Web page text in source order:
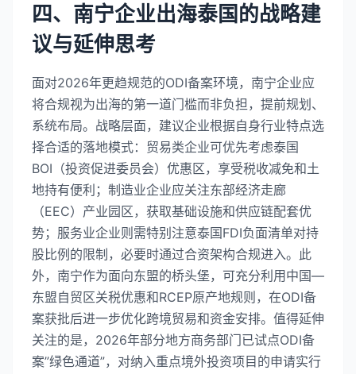
四、南宁企业出海泰国的战略建
议与延伸思考
面对2026年更趋规范的ODI备案环境，南宁企业应
将合规视为出海的第一道门槛而非负担，提前规划、
系统布局。战略层面，建议企业根据自身行业特点选
择合适的落地模式：贸易类企业可优先考虑泰国
BOI（投资促进委员会）优惠区，享受税收减免和土
地持有便利；制造业企业应关注东部经济走廊
（EEC）产业园区，获取基础设施和供应链配套优
势；服务业企业则需特别注意泰国FDI负面清单对持
股比例的限制，必要时通过合资架构合规进入。此
外，南宁作为面向东盟的桥头堡，可充分利用中国—
东盟自贸区关税优惠和RCEP原产地规则，在ODI备
案获批后进一步优化跨境贸易和资金安排。值得延伸
关注的是，2026年部分地方商务部门已试点ODI备
案”绿色通道”，对纳入重点境外投资项目的申请实行